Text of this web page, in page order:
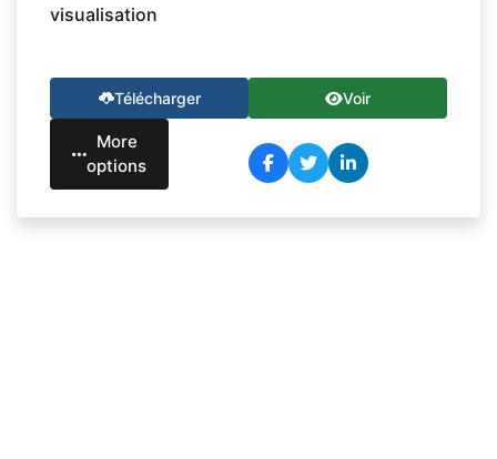
visualisation
Télécharger Voir
More
options